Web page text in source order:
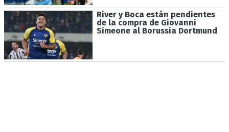
River y Boca están pendientes
de la compra de Giovanni
Simeone al Borussia Dortmund